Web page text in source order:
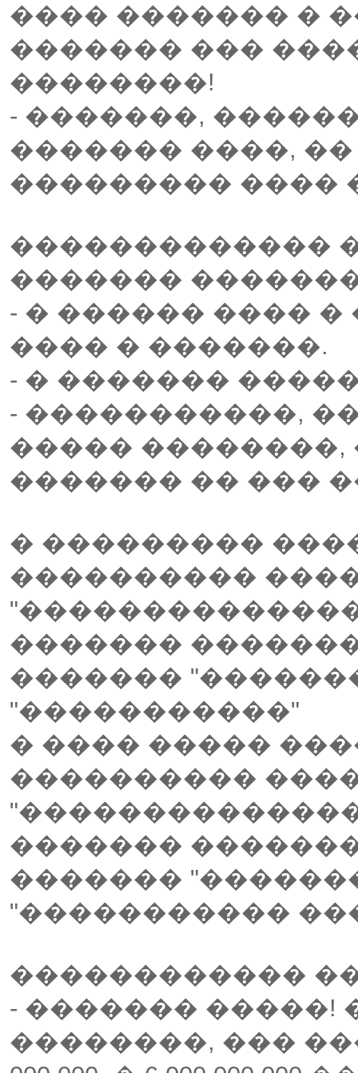
���� ������� �
������� ���
��������!
- �������,
������� ����,
��������� ����
�������������
�������
- � ������ ����
���� � �������.
- � �������
- �����������,
����� ��������,
������� �� ���
� ���������
����������
�������
�������
"�����������"
� ���� �����
����������
�������
�������
"�����������
������������
- ������� �����!
��������, ���